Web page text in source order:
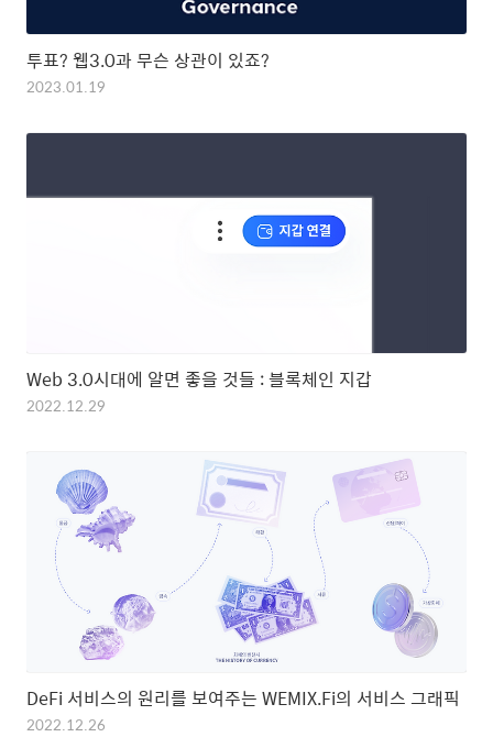
투표? 웹3.0과 무슨 상관이 있죠?
2023.01.19
Web 3.0시대에 알면 좋을 것들 : 블록체인 지갑
2022.12.29
DeFi 서비스의 원리를 보여주는 WEMIX.Fi의 서비스 그래픽
2022.12.26